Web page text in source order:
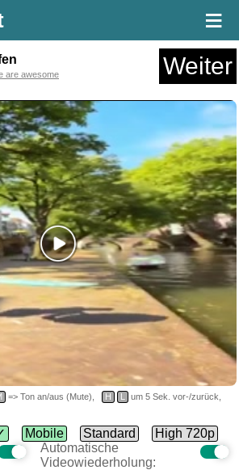
≡
Weiter
are awesome
=> Ton an/aus (Mute), H L
um 5 Sek. vor-/zurück,
Mobile Standard
High 720p
Automatische
Videowiederholung: